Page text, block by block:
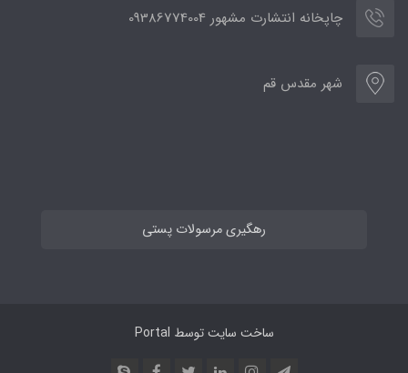
چاپخانه انتشارت مشهور 09386774004
شهر مقدس قم
رهگیری مرسولات پستی
ساخت سایت توسط Portal